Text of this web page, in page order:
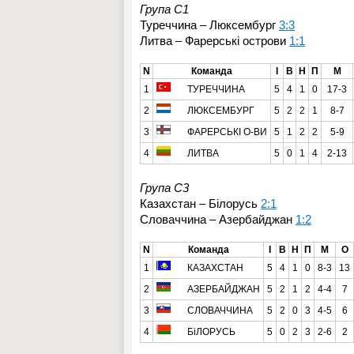
Група C1
Туреччина – Люксембург 3:3
Литва – Фарерські острови 1:1
N Команда В Н П М
1
ТУРЕЧЧИНА 5 4 1 0 17-3
2
ЛЮКСЕМБУРГ 5 2 2 1 8-7
3
ФАРЕРСЬКІ О-ВИ 5 1 2 2 5-9
4
ЛИТВА 5 0 1 4 2-13
Група C3
Казахстан – Білорусь 2:1
Словаччина – Азербайджан 1:2
N Команда В Н П М
О
1
КАЗАХСТАН 5 4 1 0 8-3
13
2
АЗЕРБАЙДЖАН 5 2 1 2 4-4
7
3
СЛОВАЧЧИНА 5 2 0 3 4-5
6
4
БіЛОРУСЬ 5 0 2 3 2-6 2